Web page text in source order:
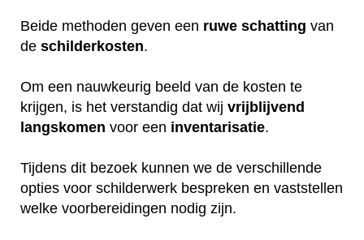
Beide methoden geven een ruwe schatting van
de schilderkosten.
Om een nauwkeurig beeld van de kosten te
krijgen, is het verstandig dat wij vrijblijvend
langskomen voor een inventarisatie.
Tijdens dit bezoek kunnen we de verschillende
opties voor schilderwerk bespreken en vaststellen
welke voorbereidingen nodig zijn.